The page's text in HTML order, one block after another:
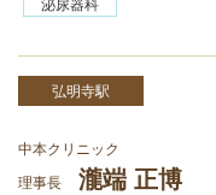
泌尿器科
弘明寺駅
中本クリニック
理事長
瀧端 正博